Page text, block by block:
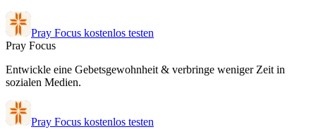
Pray Focus kostenlos testen
Pray Focus
Entwickle eine Gebetsgewohnheit & verbringe weniger Zeit in
sozialen Medien.
Pray Focus kostenlos testen